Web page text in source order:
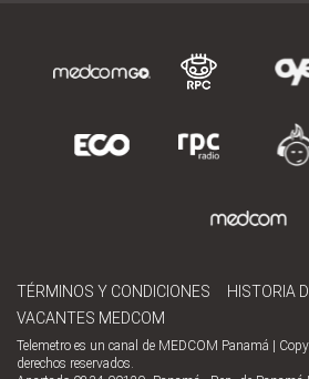
TÉRMINOS Y CONDICIONES
HISTORIA
VACANTES MEDCOM
Telemetro es un canal de MEDCOM Panamá |
derechos reservados.